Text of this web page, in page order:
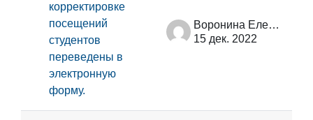
корректировке
посещений
студентов
переведены в
электронную
форму.
Воронина Елена Владимировна
15 дек. 2022